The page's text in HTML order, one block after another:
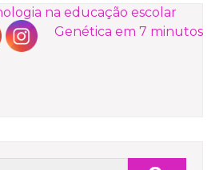
na educação escolar
Genética em 7 minutos